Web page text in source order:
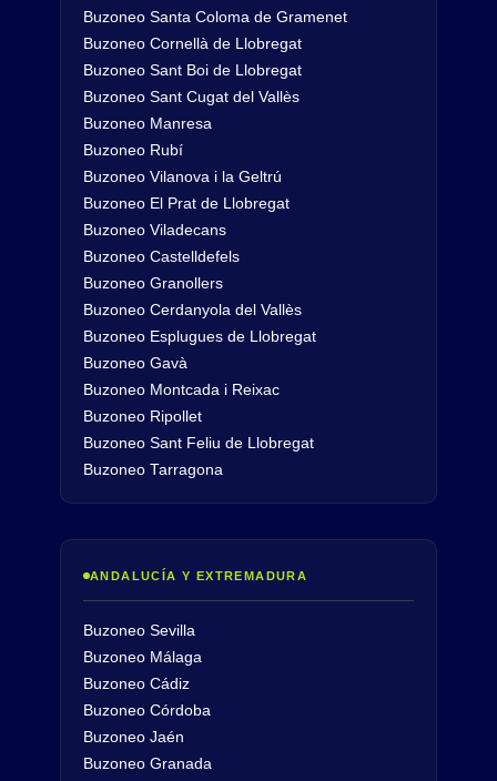
Buzoneo Santa Coloma de Gramenet
Buzoneo Cornellà de Llobregat
Buzoneo Sant Boi de Llobregat
Buzoneo Sant Cugat del Vallès
Buzoneo Manresa
Buzoneo Rubí
Buzoneo Vilanova i la Geltrú
Buzoneo El Prat de Llobregat
Buzoneo Viladecans
Buzoneo Castelldefels
Buzoneo Granollers
Buzoneo Cerdanyola del Vallès
Buzoneo Esplugues de Llobregat
Buzoneo Gavà
Buzoneo Montcada i Reixac
Buzoneo Ripollet
Buzoneo Sant Feliu de Llobregat
Buzoneo Tarragona
ANDALUCÍA Y EXTREMADURA
Buzoneo Sevilla
Buzoneo Málaga
Buzoneo Cádiz
Buzoneo Córdoba
Buzoneo Jaén
Buzoneo Granada